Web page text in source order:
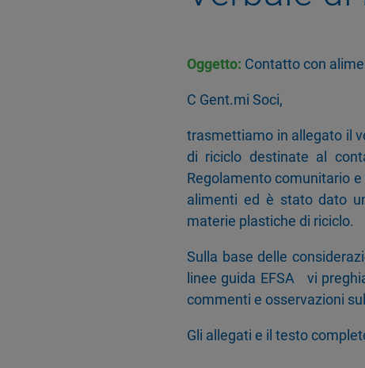
Oggetto: Contatto con
C Gent.mi Soci,
trasmettiamo in allegato il
di riciclo destinate al
Regolamento comunitario
alimenti ed è stato dato
materie plastiche di riciclo.
Sulla base delle
linee guida EFSA vi
commenti e osservazioni
Gli allegati e il testo